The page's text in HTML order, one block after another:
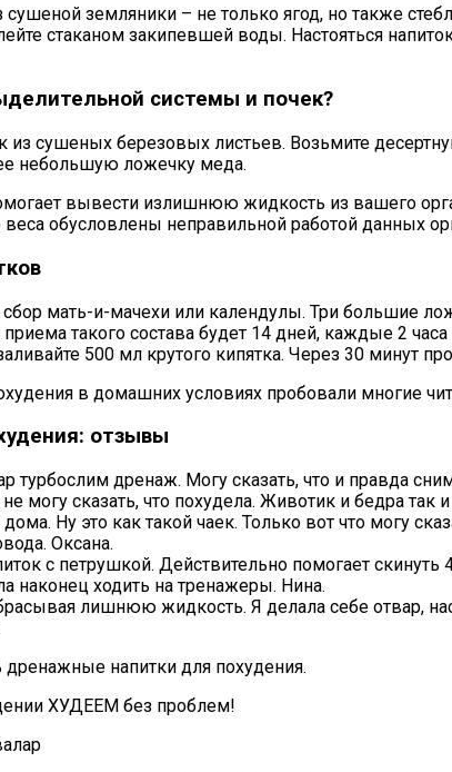
земляники – не только ягод, но также
стаканом закипевшей воды. Настояться
системы и почек?
из сушеных березовых листьев. Возьмите
небольшую ложечку меда.
вывести излишнюю жидкость из вашего
обусловлены неправильной работой данных
мать-и-мачехи или календулы. Три большие
приема такого состава будет 14 дней, каждые 2
500 мл крутого кипятка. Через 30 минут
в домашних условиях пробовали многие
отзывы
турбослим дренаж. Могу сказать, что и правда
не могу сказать, что похудела. Животик и бедра
Ну это как такой чаек. Только вот что могу
Оксана.
с петрушкой. Действительно помогает
наконец ходить на тренажеры. Нина.
лишнюю жидкость. Я делала себе отвар,
напитки для похудения.
ХУДЕЕМ без проблем!